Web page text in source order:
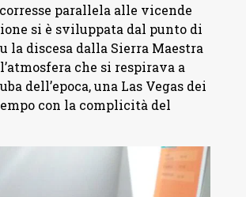
parallela alle vicende
si è sviluppata dal punto di
discesa dalla Sierra Maestra
che si respirava a
dell’epoca, una Las Vegas dei
con la complicità del